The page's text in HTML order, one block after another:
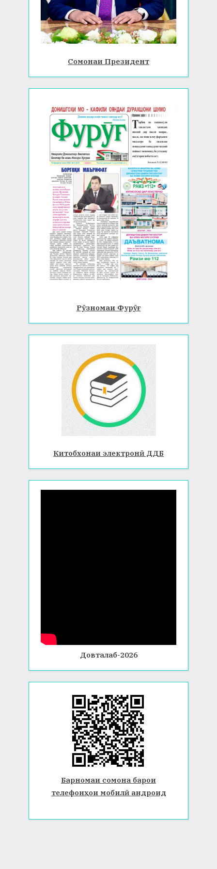
Сомонаи Президент
Рӯзномаи Фурӯғ
Китобхонаи электронӣ ДДБ
Довталаб-2026
Барномаи сомона барои
телефонҳои мобилӣ андроид